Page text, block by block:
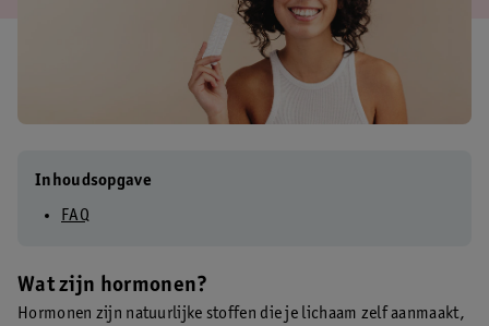
Inhoudsopgave
FAQ
Wat zijn hormonen?
Hormonen zijn natuurlijke stoffen die je lichaam zelf aanmaakt,